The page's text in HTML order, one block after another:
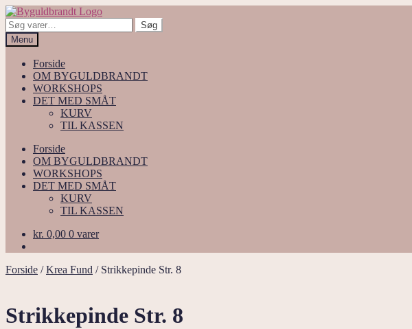
Spring
til
navigation
Spring
til
indhold
Søg
efter:
Søg
Menu
Forside
OM BYGULDBRANDT
WORKSHOPS
DET MED SMÅT
KURV
TIL KASSEN
Forside
OM BYGULDBRANDT
WORKSHOPS
DET MED SMÅT
KURV
TIL KASSEN
kr. 0,00 0 varer
Forside /Krea Fund / Strikkepinde Str. 8
Strikkepinde Str. 8